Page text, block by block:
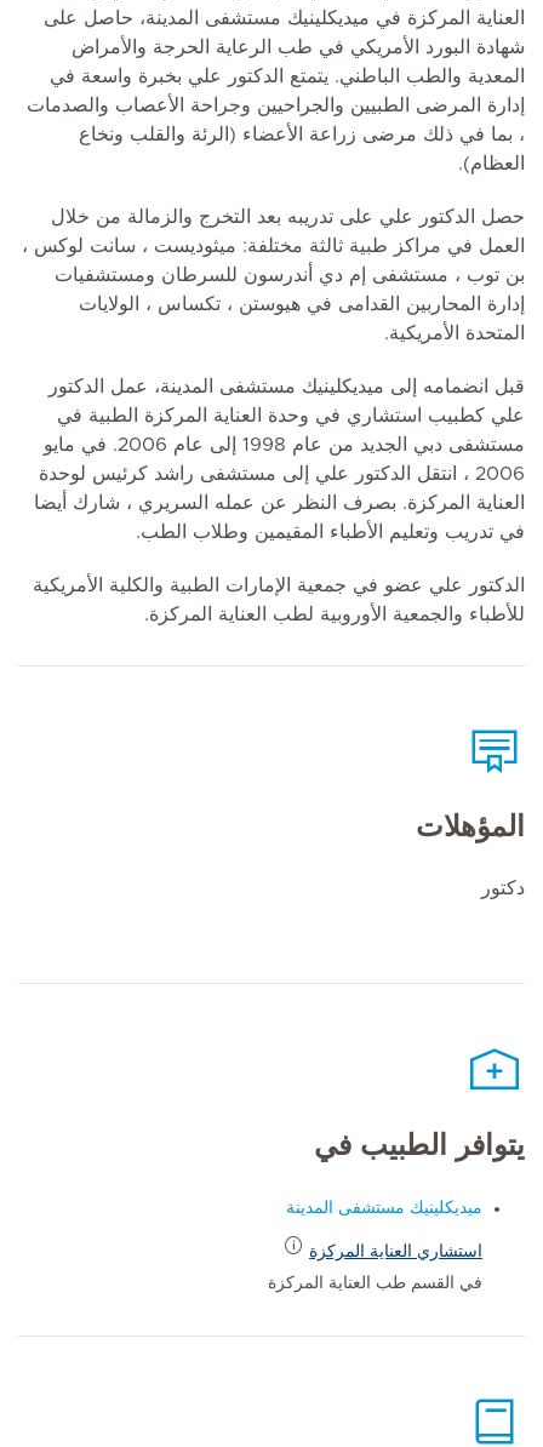
العناية المركزة في ميديكلينيك مستشفى المدينة، حاصل على
شهادة البورد الأمريكي في طب الرعاية الحرجة والأمراض
المعدية والطب الباطني. يتمتع الدكتور علي بخبرة واسعة في
إدارة المرضى الطبيين والجراحيين وجراحة الأعصاب والصدمات
، بما في ذلك مرضى زراعة الأعضاء (الرئة والقلب ونخاع
العظام).
حصل الدكتور علي على تدريبه بعد التخرج والزمالة من خلال
العمل في مراكز طبية ثالثة مختلفة: ميثوديست ، سانت لوكس ،
بن توب ، مستشفى إم دي أندرسون للسرطان ومستشفيات
إدارة المحاربين القدامى في هيوستن ، تكساس ، الولايات
المتحدة الأمريكية.
قبل انضمامه إلى ميديكلينيك مستشفى المدينة، عمل الدكتور
علي كطبيب استشاري في وحدة العناية المركزة الطبية في
مستشفى دبي الجديد من عام 1998 إلى عام 2006. في مايو
2006 ، انتقل الدكتور علي إلى مستشفى راشد كرئيس لوحدة
العناية المركزة. بصرف النظر عن عمله السريري ، شارك أيضا
في تدريب وتعليم الأطباء المقيمين وطلاب الطب.
الدكتور علي عضو في جمعية الإمارات الطبية والكلية الأمريكية
للأطباء والجمعية الأوروبية لطب العناية المركزة.
المؤهلات
دكتور
يتوافر الطبيب في
ميديكلينيك مستشفى المدينة
استشاري العناية المركزة
في القسم طب العناية المركزة